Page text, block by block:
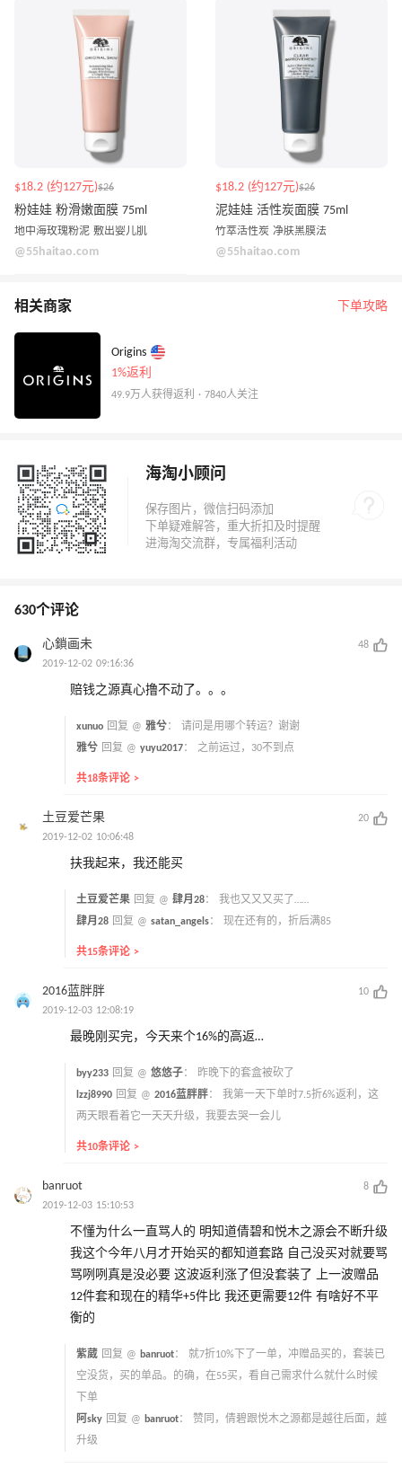
$18.2 (约127元)$26
粉娃娃 粉滑嫩面膜 75ml
地中海玫瑰粉泥 敷出婴儿肌
@55haitao.com
$18.2 (约127元)$26
泥娃娃 活性炭面膜 75ml
竹萃活性炭 净肤黑膜法
@55haitao.com
相关商家 下单攻略
Origins
1%返利
49.9万人获得返利 · 7840人关注
海淘小顾问
630个评论
心鎖画未
48
2019-12-02 09:16:36
赔钱之源真心撸不动了。。。
xunuo 回复 @ 雅兮： 请问是用哪个转运？谢谢
雅兮 回复 @ yuyu2017： 之前运过，30不到点
共18条评论 >
土豆爱芒果
20
2019-12-02 10:06:48
扶我起来，我还能买
土豆爱芒果 回复 @ 肆月28： 我也又又又买了……
肆月28 回复 @ satan_angels： 现在还有的，折后满85
共15条评论 >
2016蓝胖胖
10
2019-12-03 12:08:19
最晚刚买完，今天来个16%的高返…
byy233 回复 @ 悠悠子： 昨晚下的套盒被砍了
lzzj8990 回复 @ 2016蓝胖胖： 我第一天下单时7.5折6%返利，这
两天眼看着它一天天升级，我要去哭一会儿
共10条评论 >
banruot
8
2019-12-03 15:10:53
不懂为什么一直骂人的 明知道倩碧和悦木之源会不断升级
我这个今年八月才开始买的都知道套路 自己没买对就要骂
骂咧咧真是没必要 这波返利涨了但没套装了 上一波赠品
12件套和现在的精华+5件比 我还更需要12件 有啥好不平
衡的
紫葳 回复 @ banruot： 就7折10%下了一单，冲赠品买的，套装已
空没货，买的单品。的确，在55买，看自己需求什么就什么时候
下单
阿sky 回复 @ banruot： 赞同，倩碧跟悦木之源都是越往后面，越
升级